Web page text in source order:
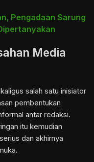
Pengadaan Sarung
Media
salah satu inisiator
pembentukan
antar redaksi.
itu kemudian
dan akhirnya